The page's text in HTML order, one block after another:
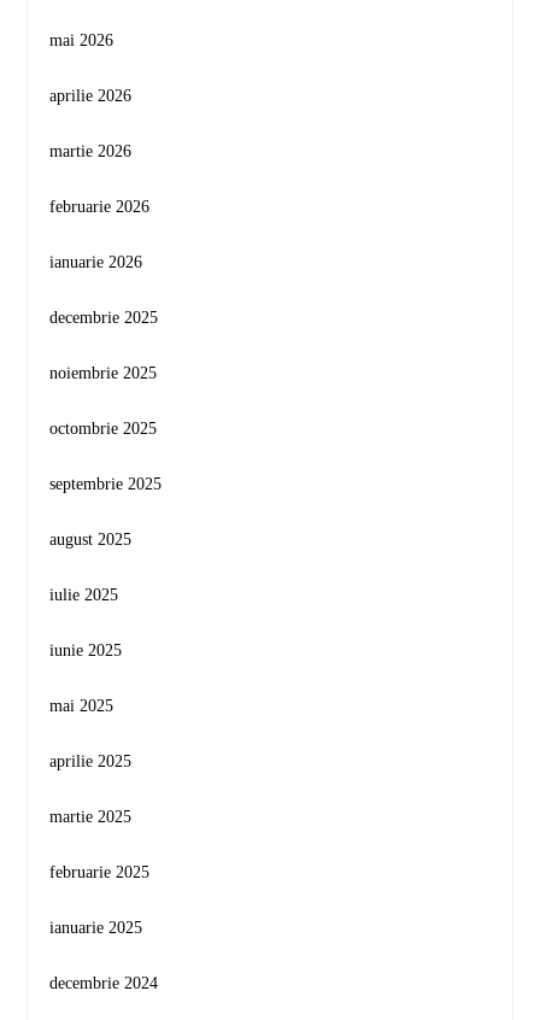
mai 2026
aprilie 2026
martie 2026
februarie 2026
ianuarie 2026
decembrie 2025
noiembrie 2025
octombrie 2025
septembrie 2025
august 2025
iulie 2025
iunie 2025
mai 2025
aprilie 2025
martie 2025
februarie 2025
ianuarie 2025
decembrie 2024